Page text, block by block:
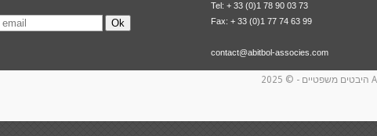
Ok
Tel: + 33 (0)1 78 90 03 73
Fax: + 33 (0)1 77 74 63 99
contact@abitbol-associes.com
היבטים משפטיים -